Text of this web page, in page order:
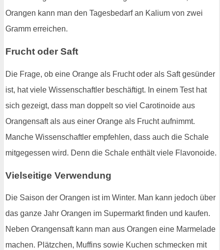
Orangen kann man den Tagesbedarf an Kalium von zwei
Gramm erreichen.
Frucht oder Saft
Die Frage, ob eine Orange als Frucht oder als Saft gesünder
ist, hat viele Wissenschaftler beschäftigt. In einem Test hat
sich gezeigt, dass man doppelt so viel Carotinoide aus
Orangensaft als aus einer Orange als Frucht aufnimmt.
Manche Wissenschaftler empfehlen, dass auch die Schale
mitgegessen wird. Denn die Schale enthält viele Flavonoide.
Vielseitige Verwendung
Die Saison der Orangen ist im Winter. Man kann jedoch über
das ganze Jahr Orangen im Supermarkt finden und kaufen.
Neben Orangensaft kann man aus Orangen eine Marmelade
machen. Plätzchen, Muffins sowie Kuchen schmecken mit